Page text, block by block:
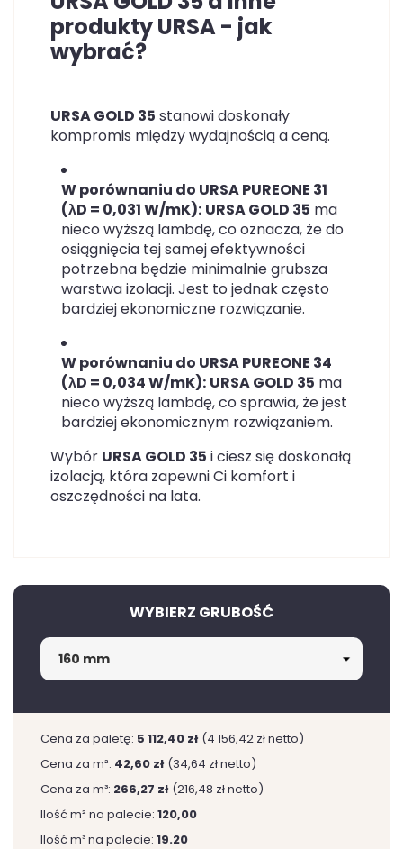
produkty URSA - jak
wybrać?
URSA GOLD 35 stanowi doskonały
kompromis między wydajnością a ceną.
W porównaniu do URSA PUREONE 31
(λD = 0,031 W/mK): URSA GOLD 35 ma
nieco wyższą lambdę, co oznacza, że do
osiągnięcia tej samej efektywności
potrzebna będzie minimalnie grubsza
warstwa izolacji. Jest to jednak często
bardziej ekonomiczne rozwiązanie.
W porównaniu do URSA PUREONE 34
(λD = 0,034 W/mK): URSA GOLD 35 ma
nieco wyższą lambdę, co sprawia, że jest
bardziej ekonomicznym rozwiązaniem.
Wybór URSA GOLD 35 i ciesz się doskonałą
izolacją, która zapewni Ci komfort i
oszczędności na lata.
WYBIERZ GRUBOŚĆ
Cena za paletę: 5 112,40 zł (4 156,42 zł netto)
Cena za m²: 42,60 zł (34,64 zł netto)
Cena za m³: 266,27 zł (216,48 zł netto)
Ilość m² na palecie: 120,00
Ilość m³ na palecie: 19.20